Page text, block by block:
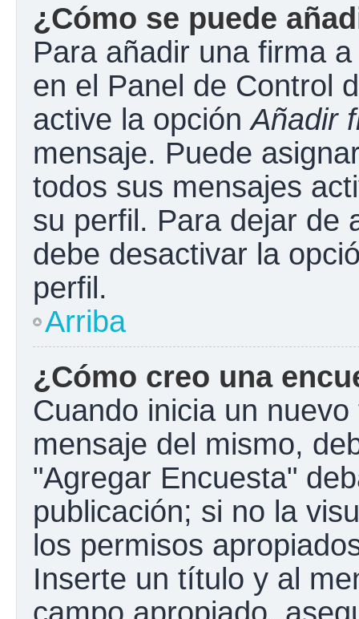
¿Cómo se puede
Para añadir una firma
en el Panel de Control
active la opciónAñadir
mensaje. Puede
todos sus mensajes
su perfil. Para dejar de
debe desactivar la
perfil.
Arriba
¿Cómo creo una
Cuando inicia un
mensaje del mismo,
"Agregar Encuesta"
publicación; si no la
los permisos
Inserte un título y al